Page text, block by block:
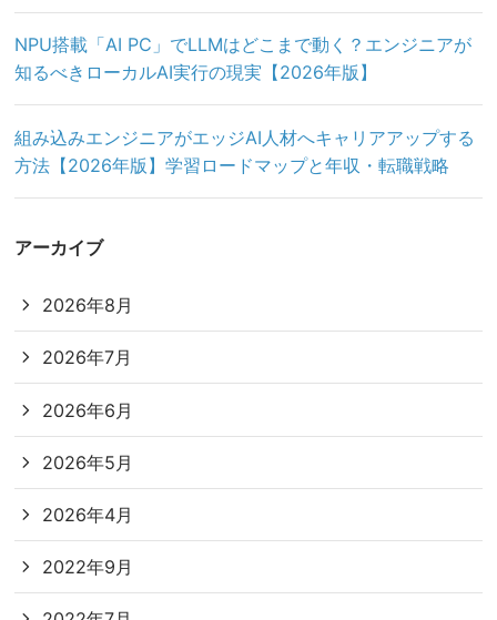
NPU搭載「AI PC」でLLMはどこまで動く？エンジニアが
知るべきローカルAI実行の現実【2026年版】
組み込みエンジニアがエッジAI人材へキャリアアップする
方法【2026年版】学習ロードマップと年収・転職戦略
アーカイブ
2026年8月
2026年7月
2026年6月
2026年5月
2026年4月
2022年9月